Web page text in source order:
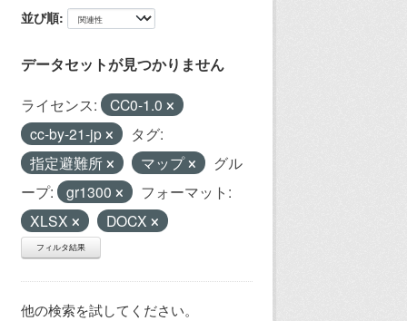
並び順
データセットが見つかりません
ライセンス:
CC0-1.0
cc-by-21-jp
タグ:
指定避難所
マップ
グル
ープ:
gr1300
フォーマット:
XLSX
DOCX
フィルタ結果
他の検索を試してください。